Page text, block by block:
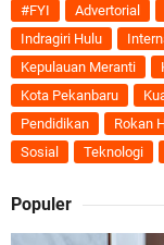
#FYI Advertorial
Indragiri Hulu
Kepulauan Meranti
Kota Pekanbaru
Pendidikan
Rokan
Sosial
Teknologi
Populer